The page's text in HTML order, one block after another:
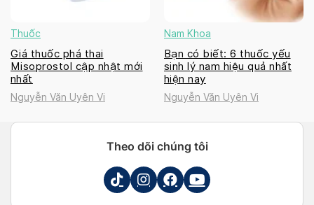
Thuốc
Giá thuốc phá thai
Misoprostol cập nhật mới
nhất
Nguyễn Văn Uyên Vi
Nam Khoa
Bạn có biết: 6 thuốc yếu
sinh lý nam hiệu quả nhất
hiện nay
Nguyễn Văn Uyên Vi
Theo dõi chúng tôi